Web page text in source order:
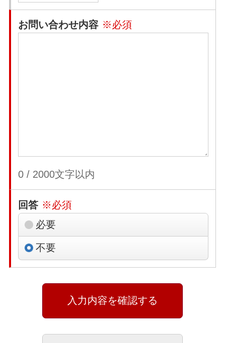
お問い合わせ内容 ※必須
0 / 2000文字以内
回答 ※必須
必要
不要